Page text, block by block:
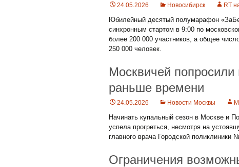
24.05.2026 Новосибирск RT
Юбилейный десятый полумарафон
синхронным стартом в 9:00 по
более 200 000 участников, а общее
250 000 человек.
Москвичей
раньше времени
24.05.2026 Новости Москвы
Начинать купальный сезон в Москве и
успела прогреться, несмотря на
главного врача Городской
Ограничения